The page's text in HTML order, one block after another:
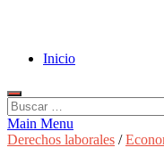
Inicio
Buscar:
Main Menu
Derechos laborales /